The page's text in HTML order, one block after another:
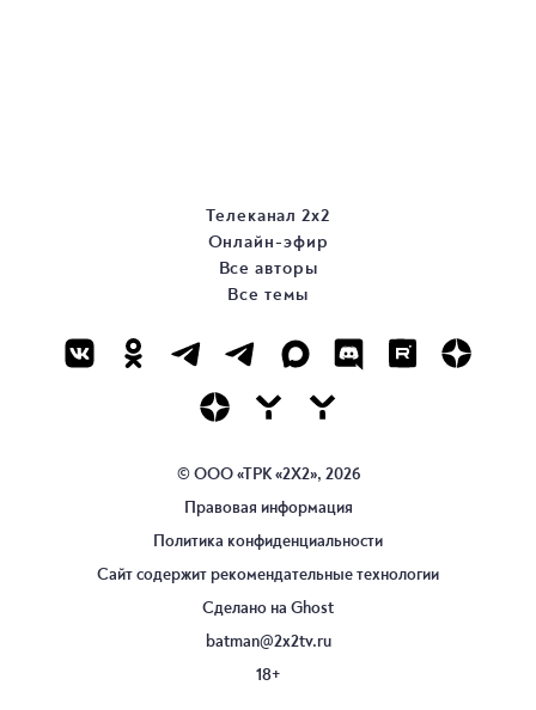
Телеканал 2х2
Онлайн-эфир
Все авторы
Все темы
© ООО «ТРК «2Х2», 2026
Правовая информация
Политика конфиденциальности
Сайт содержит рекомендательные технологии
Сделано на Ghost
batman@2x2tv.ru
18+